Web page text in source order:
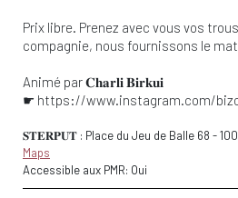
Prix libre. Prenez avec vous vos
compagnie, nous fournissons le
Animé par 𝐂𝐡𝐚𝐫𝐥𝐢 𝐁𝐢𝐫𝐤𝐮𝐢
☛ https://www.instagram.com/
𝐒𝐓𝐄𝐑𝐏𝐔𝐓 : Place du Jeu de Balle 68 -
Maps
Accessible aux PMR: Oui